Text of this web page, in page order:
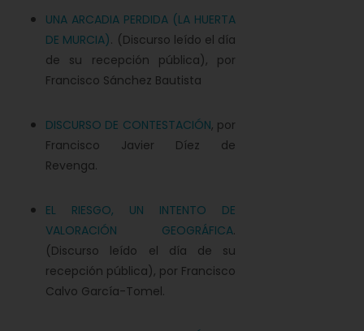
UNA ARCADIA PERDIDA (LA HUERTA
DE MURCIA). (Discurso leído el día
de su recepción pública), por
Francisco Sánchez Bautista
DISCURSO DE CONTESTACIÓN, por
Francisco Javier Díez de
Revenga.
EL RIESGO, UN INTENTO DE
VALORACIÓN GEOGRÁFICA.
(Discurso leído el día de su
recepción pública), por Francisco
Calvo García-Tomel.